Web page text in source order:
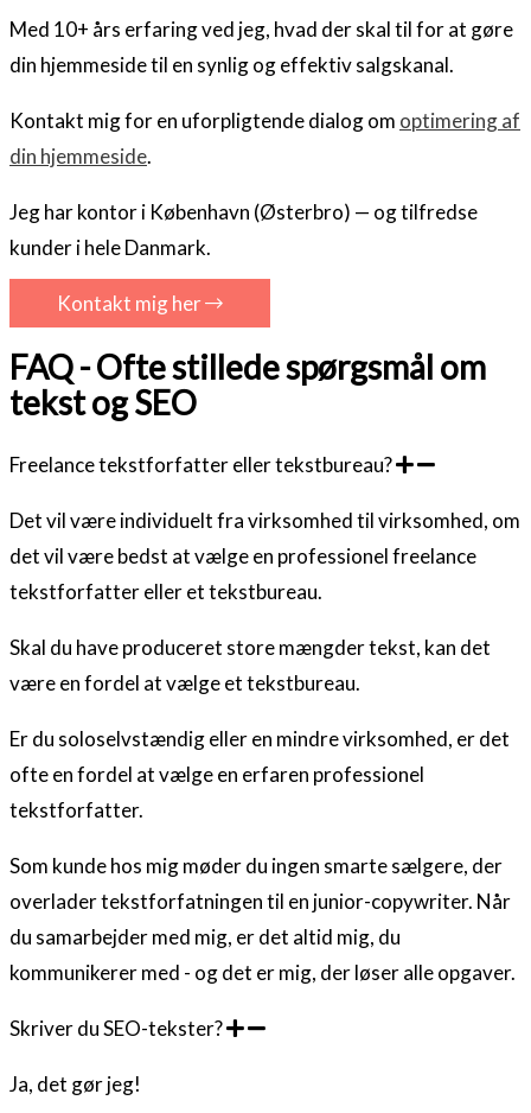
Med 10+ års erfaring ved jeg, hvad der skal til for at gøre
din hjemmeside til en synlig og effektiv salgskanal.
Kontakt mig for en uforpligtende dialog om optimering af
din hjemmeside.
Jeg har kontor i København (Østerbro) — og tilfredse
kunder i hele Danmark.
Kontakt mig her
FAQ - Ofte stillede spørgsmål om
tekst og SEO
Freelance tekstforfatter eller tekstbureau?
Det vil være individuelt fra virksomhed til virksomhed, om
det vil være bedst at vælge en professionel freelance
tekstforfatter eller et tekstbureau.
Skal du have produceret store mængder tekst, kan det
være en fordel at vælge et tekstbureau.
Er du soloselvstændig eller en mindre virksomhed, er det
ofte en fordel at vælge en erfaren professionel
tekstforfatter.
Som kunde hos mig møder du ingen smarte sælgere, der
overlader tekstforfatningen til en junior-copywriter. Når
du samarbejder med mig, er det altid mig, du
kommunikerer med - og det er mig, der løser alle opgaver.
Skriver du SEO-tekster?
Ja, det gør jeg!